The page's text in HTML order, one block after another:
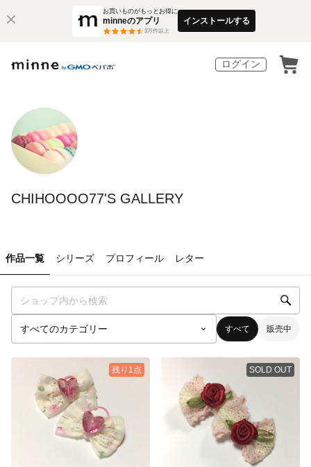
お買いものがもっとお得に
minneのアプリ
3万件以上
インストールする
ログイン
CHIHOOOO77'S GALLERY
作品一覧 シリーズ プロフィール レター
すべて 販売中
残り1点 SOLD OUT